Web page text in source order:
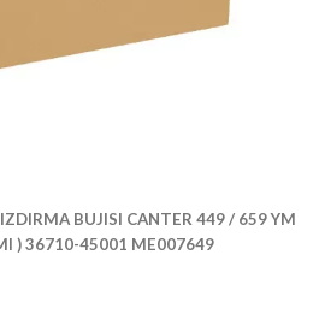
BUJISI CANTER 449 / 659 YM
) 36710-45001 ME007649